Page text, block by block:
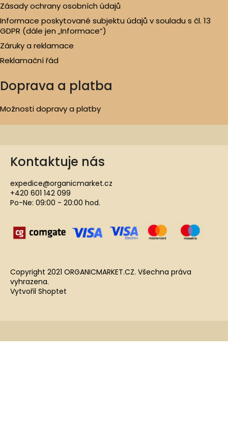
Zásady ochrany osobních údajů
Informace poskytované subjektu údajů v souladu s čl. 13
GDPR (dále jen „Informace“)
Záruky a reklamace
Reklamační řád
Doprava a platba
Možnosti dopravy a platby
Kontaktuje nás
expedice@organicmarket.cz
+420 601 142 099
Po-Ne: 09:00 - 20:00 hod.
Copyright 2021 ORGANICMARKET.CZ. Všechna práva
vyhrazena.
Vytvořil Shoptet